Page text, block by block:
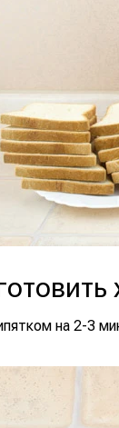
на 2-3